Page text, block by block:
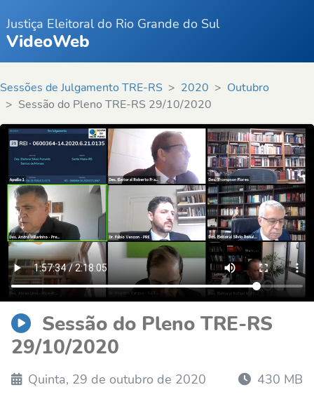
Justiça Eleitoral do Rio Grande do Sul
VideoWeb
Sessões de Julgamento TRE-RS 2020
Outubro
Sessão do Pleno TRE-RS 29/10/2020
Sessão do Pleno TRE-RS
29/10/2020
Quinta, 29 de outubro de 2020 430 MB